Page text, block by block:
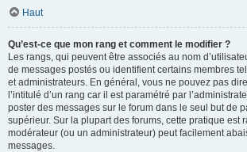
Haut
Qu’est-ce que mon rang et comment le modifier ?
Les rangs, qui peuvent être associés au nom
de messages postés ou identifient certains membres
et administrateurs. En général, vous ne pouvez pas
l’intitulé d’un rang car il est paramétré par
poster des messages sur le forum dans le seul but de
supérieur. Sur la plupart des forums, cette pratique est
modérateur (ou un administrateur) peut facilement
messages.